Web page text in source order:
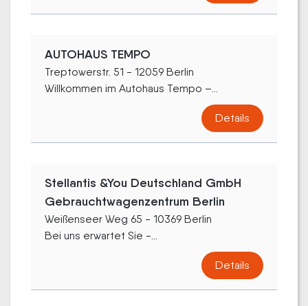
AUTOHAUS TEMPO
Treptowerstr. 51 - 12059 Berlin
Willkommen im Autohaus Tempo –...
Details
Stellantis &You Deutschland GmbH
Gebrauchtwagenzentrum Berlin
Weißenseer Weg 65 - 10369 Berlin
Bei uns erwartet Sie -...
Details